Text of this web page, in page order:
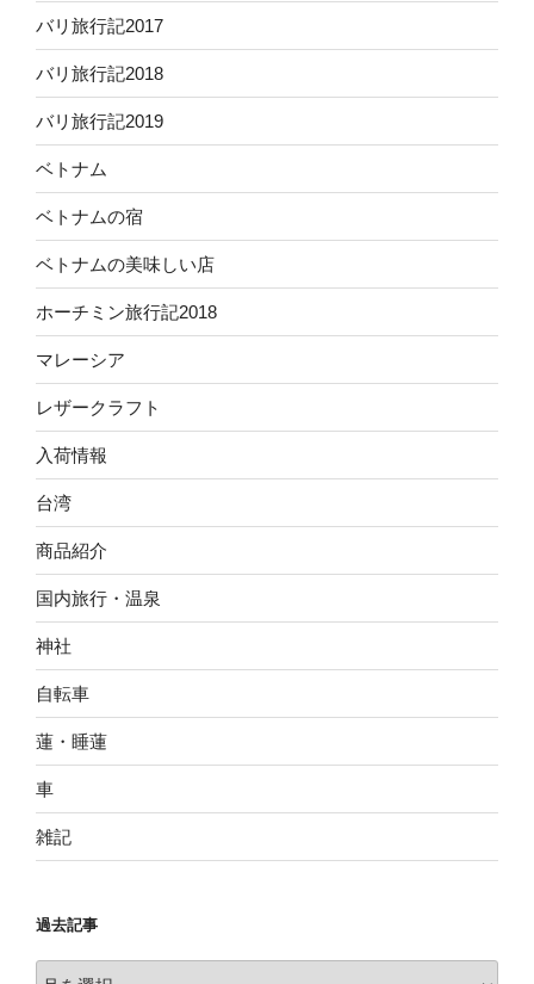
バリ旅行記2017
バリ旅行記2018
バリ旅行記2019
ベトナム
ベトナムの宿
ベトナムの美味しい店
ホーチミン旅行記2018
マレーシア
レザークラフト
入荷情報
台湾
商品紹介
国内旅行・温泉
神社
自転車
蓮・睡蓮
車
雑記
過去記事